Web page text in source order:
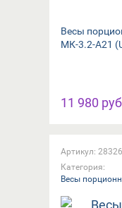
Весы
МК-3.2-А21
11 980
Артикул:
Категория:
Весы